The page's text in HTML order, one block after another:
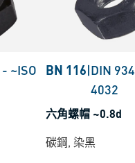
- ~ISO
BN 116|DIN 934
4032
六角螺帽 ~0.8d
碳鋼, 染黑